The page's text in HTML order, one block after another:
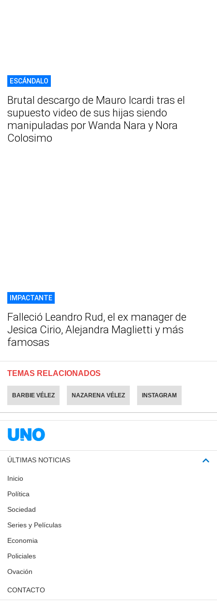
ESCÁNDALO
Brutal descargo de Mauro Icardi tras el
supuesto video de sus hijas siendo
manipuladas por Wanda Nara y Nora
Colosimo
IMPACTANTE
Falleció Leandro Rud, el ex manager de
Jesica Cirio, Alejandra Maglietti y más
famosas
TEMAS RELACIONADOS
BARBIE VÉLEZ NAZARENA VÉLEZ INSTAGRAM
ÚLTIMAS NOTICIAS
Inicio
Política
Sociedad
Series y Películas
Economia
Policiales
Ovación
CONTACTO